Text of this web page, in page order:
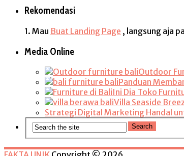
Rekomendasi
1. Mau Buat Landing Page , langsung aja
Media Online
Outdoor
Panduan
Ini Dia Toko
Villa Seaside
Strategi Digital Marketing Handal